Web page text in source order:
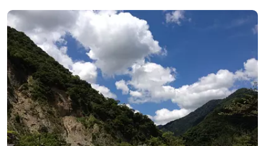
泊、地元のお野菜が楽しめる飲食施設が加わります。 「いなべ阿下
喜ベース」は、『自...